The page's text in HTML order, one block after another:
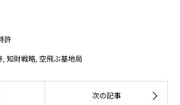
許
知財戦略 空飛ぶ基地局